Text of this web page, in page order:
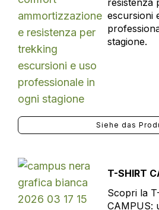
resistenza
escursioni
stagione.
Siehe das
T-SHIRT
Scopri la
CAMPUS: